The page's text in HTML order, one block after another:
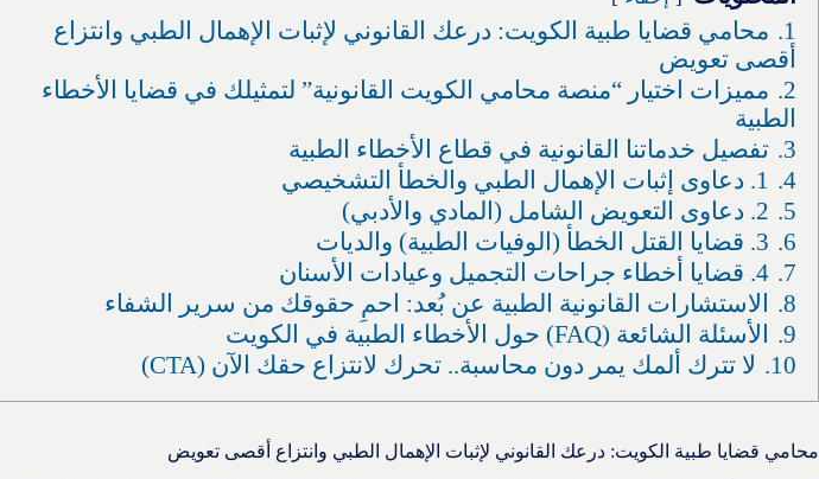
1.
محامي قضايا طبية الكويت: درعك القانوني لإثبات الإهمال الطبي وانتزاع
أقصى تعويض
2.
مميزات اختيار “منصة محامي الكويت القانونية” لتمثيلك في قضايا الأخطاء
الطبية
3. تفصيل خدماتنا القانونية في قطاع الأخطاء الطبية
4.
1. دعاوى إثبات الإهمال الطبي والخطأ التشخيصي
5.
2. دعاوى التعويض الشامل (المادي والأدبي)
6.
3. قضايا القتل الخطأ (الوفيات الطبية) والديات
7. 4. قضايا أخطاء جراحات التجميل وعيادات الأسنان
8.
الاستشارات القانونية الطبية عن بُعد: احمِ حقوقك من سرير الشفاء
9.
الأسئلة الشائعة (FAQ) حول الأخطاء الطبية في الكويت
10.
لا تترك ألمك يمر دون محاسبة.. تحرك لانتزاع حقك الآن (CTA)
محامي قضايا طبية الكويت: درعك القانوني لإثبات الإهمال الطبي وانتزاع أقصى تعويض